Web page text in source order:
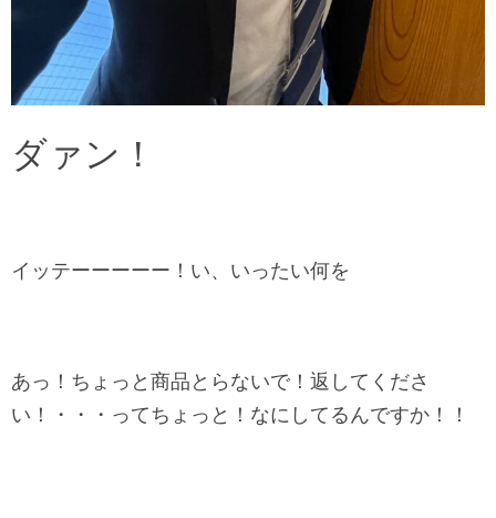
ダァン！
イッテーーーーー！い、いったい何を
あっ！ちょっと商品とらないで！返してくださ
い！・・・ってちょっと！なにしてるんですか！！